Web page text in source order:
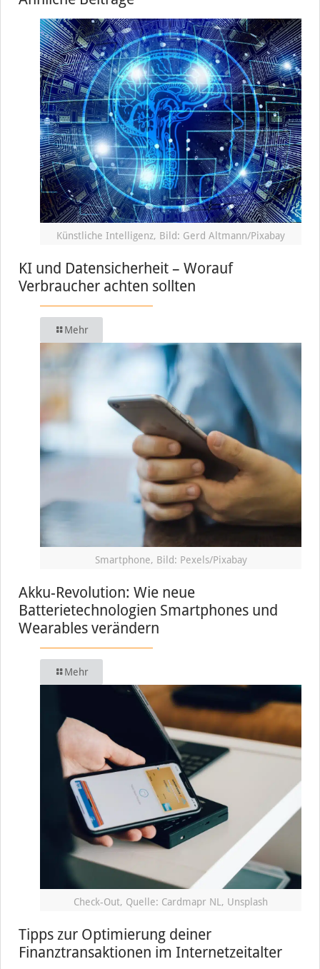
Künstliche Intelligenz, Bild: Gerd Altmann/Pixabay
KI und Datensicherheit – Worauf
Verbraucher achten sollten
Mehr
Smartphone, Bild: Pexels/Pixabay
Akku-Revolution: Wie neue
Batterietechnologien Smartphones und
Wearables verändern
Mehr
Check-Out, Quelle: Cardmapr NL, Unsplash
Tipps zur Optimierung deiner
Finanztransaktionen im Internetzeitalter